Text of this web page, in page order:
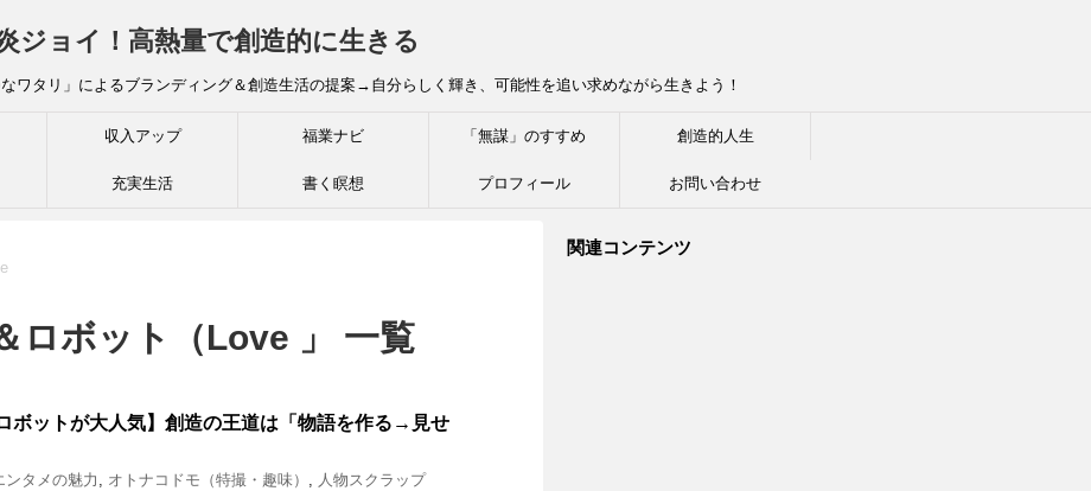
ジョイ！高熱量で創造的に生きる
ワタリ」によるブランディング＆創造生活の提案→自分らしく輝き、可能性を追い求めながら生きよう！
収入アップ 福業ナビ 「無謀」のすすめ 創造的人生
充実生活 書く瞑想 プロフィール お問い合わせ
ロボット（Love 」 一覧
ボットが大人気】創造の王道は「物語を作る→見せ
ンタメの魅力 , オトナコドモ（特撮・趣味） , 人物スクラップ
関連コンテンツ